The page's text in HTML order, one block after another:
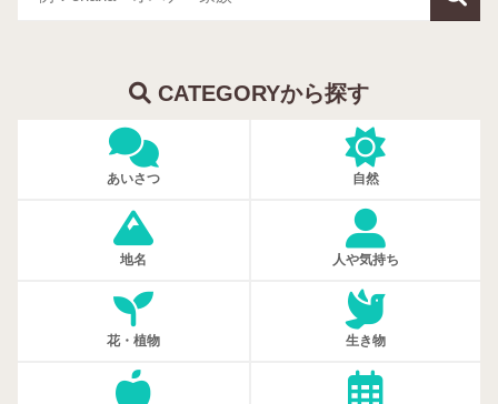
CATEGORYから探す
あいさつ 自然
地名 人や気持ち
花・植物 生き物